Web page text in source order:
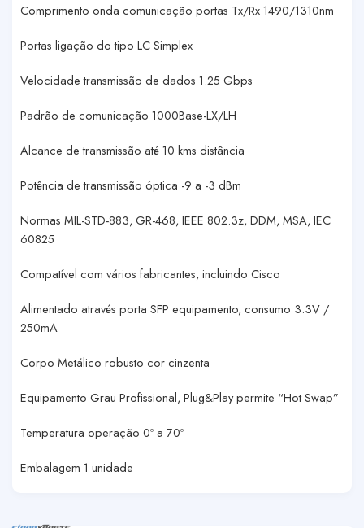
Comprimento onda comunicação portas Tx/Rx 1490/1310nm
Portas ligação do tipo LC Simplex
Velocidade transmissão de dados 1.25 Gbps
Padrão de comunicação 1000Base-LX/LH
Alcance de transmissão até 10 kms distância
Potência de transmissão óptica -9 a -3 dBm
Normas MIL-STD-883, GR-468, IEEE 802.3z, DDM, MSA, IEC
60825
Compatível com vários fabricantes, incluindo Cisco
Alimentado através porta SFP equipamento, consumo 3.3V /
250mA
Corpo Metálico robusto cor cinzenta
Equipamento Grau Profissional, Plug&Play permite “Hot Swap”
Temperatura operação 0º a 70º
Embalagem 1 unidade